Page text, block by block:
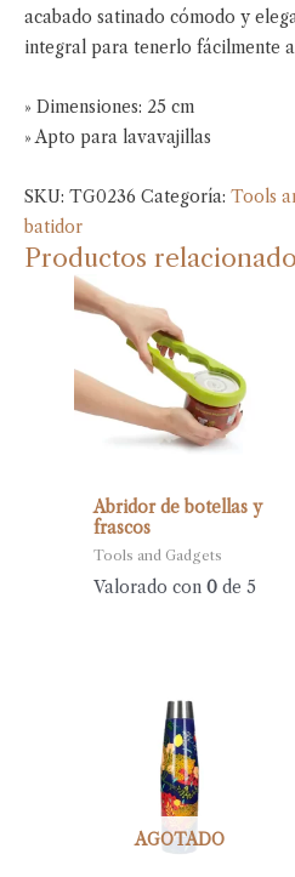
acabado satinado cómodo y
integral para tenerlo fácilmente
» Dimensiones: 25 cm
» Apto para lavavajillas
SKU: TG0236 Categoría: Tools
batidor
Productos
Abridor de botellas y
frascos
Tools and Gadgets
Valorado con0 de 5
AGOTADO